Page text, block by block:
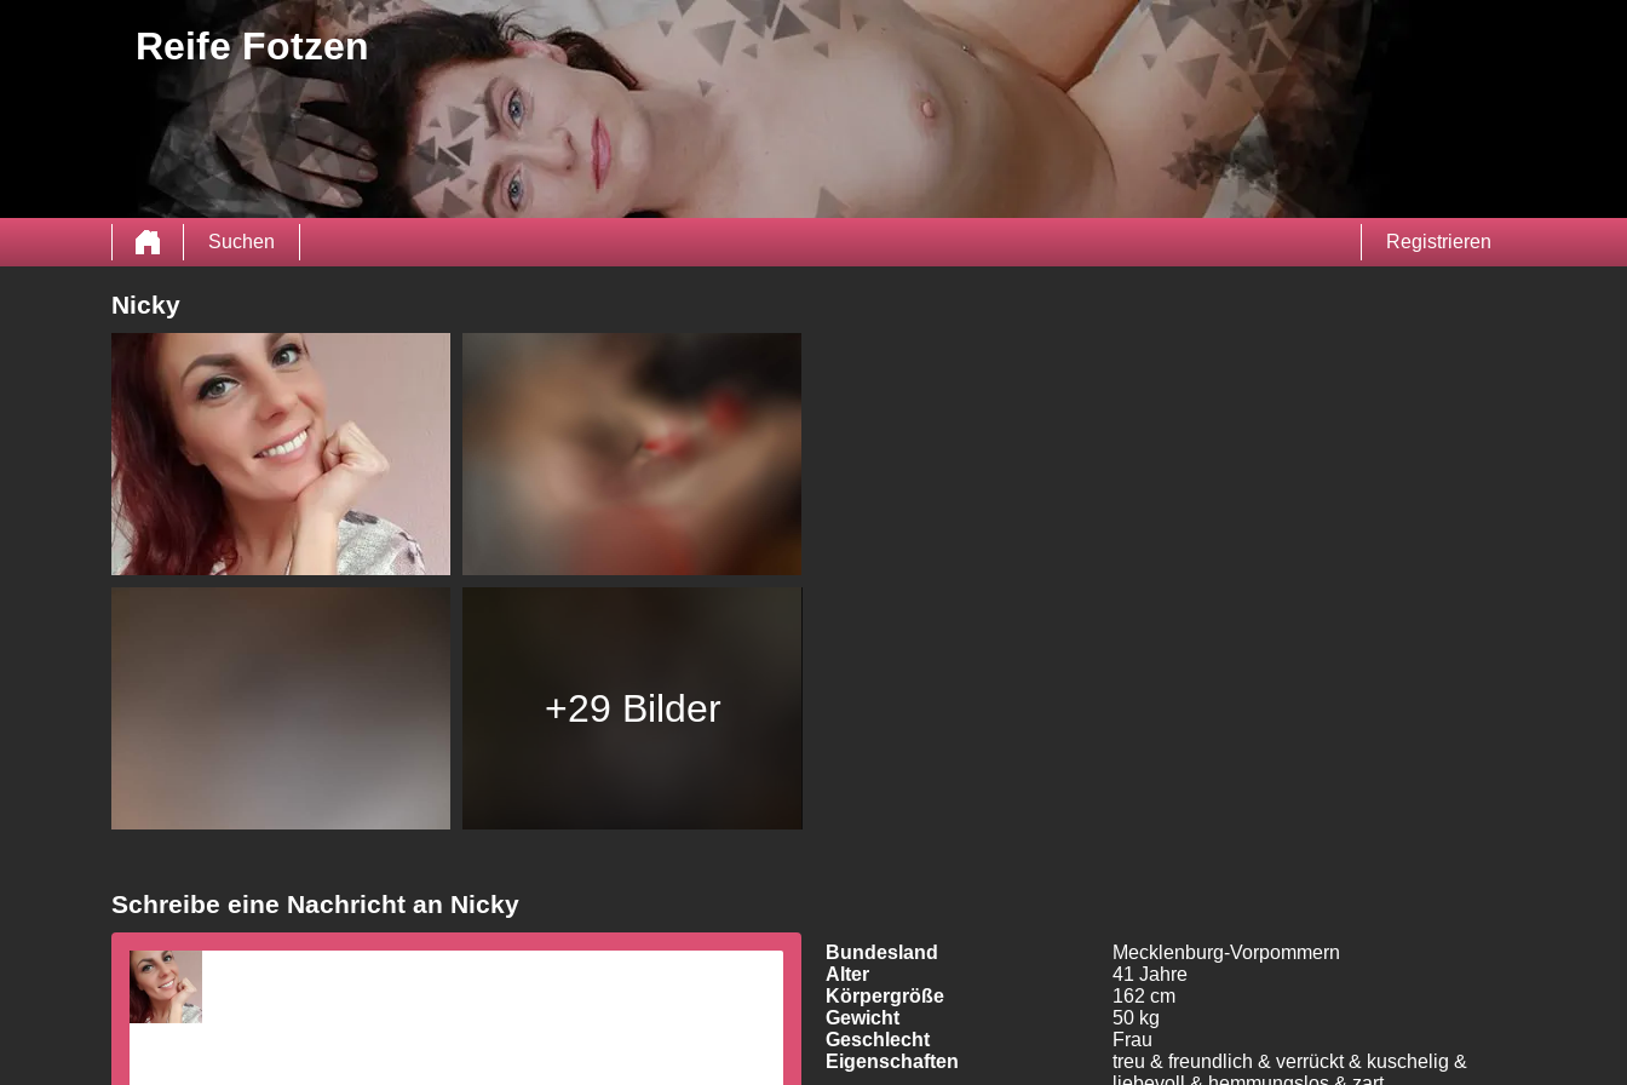
Reife Fotzen
Suchen Registrieren
Nicky
+29 Bilder
Schreibe eine Nachricht an Nicky
Bundesland
Mecklenburg-Vorpommern
Alter
41 Jahre
Körpergröße
162 cm
Gewicht
50 kg
Geschlecht
Frau
Eigenschaften
treu & freundlich & verrückt & kuschelig &